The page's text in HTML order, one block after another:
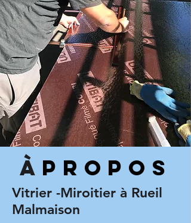
À PROPOS
Vitrier -Miroitier à Rueil
Malmaison